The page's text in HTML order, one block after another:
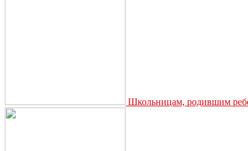
Школьницам, родившим